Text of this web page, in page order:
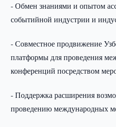
- Обмен знаниями и опытом
событийной индустрии и
- Совместное продвижение
платформы для проведения
конференций посредством
- Поддержка расширения
проведению международных